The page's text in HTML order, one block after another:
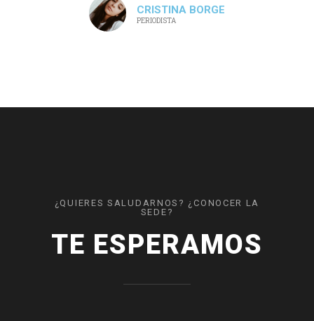
CRISTINA BORGE
PERIODISTA
¿QUIERES SALUDARNOS? ¿CONOCER LA
SEDE?
TE ESPERAMOS